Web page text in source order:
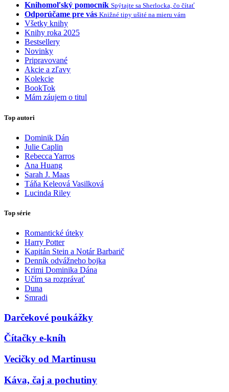
Knihomoľský pomocník Spýtajte sa Sherlocka, čo čítať
Odporúčame pre vás Knižné tipy ušité na mieru vám
Všetky knihy
Knihy roka 2025
Bestsellery
Novinky
Pripravované
Akcie a zľavy
Kolekcie
BookTok
Mám záujem o titul
Top autori
Dominik Dán
Julie Caplin
Rebecca Yarros
Ana Huang
Sarah J. Maas
Táňa Keleová Vasilková
Lucinda Riley
Top série
Romantické úteky
Harry Potter
Kapitán Stein a Notár Barbarič
Denník odvážneho bojka
Krimi Dominika Dána
Učím sa rozprávať
Duna
Smradi
Darčekové poukážky
Čítačky e-kníh
Vecičky od Martinusu
Káva, čaj a pochutiny